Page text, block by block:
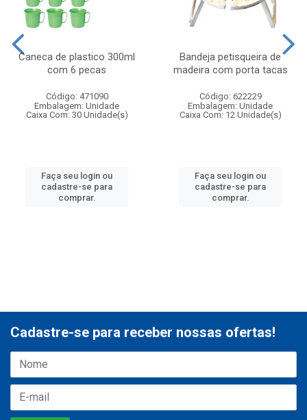
Caneca de plastico 300ml
com 6 pecas
Código: 471090
Embalagem: Unidade
Caixa Com: 30 Unidade(s)
Faça seu login ou
cadastre-se para
comprar.
Bandeja petisqueira de
madeira com porta tacas
Código: 622229
Embalagem: Unidade
Caixa Com: 12 Unidade(s)
Faça seu login ou
cadastre-se para
comprar.
Cadastre-se para receber nossas ofertas!